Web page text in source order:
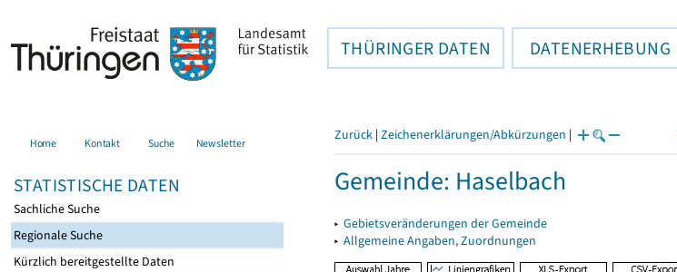
THÜRINGER DATEN DATENERHEBUNG
Home Kontakt Suche Newsletter
STATISTISCHE DATEN
Sachliche Suche
Regionale Suche
Kürzlich bereitgestellte Daten
Zurück | Zeichenerklärungen/Abkürzungen |
Gemeinde: Haselbach
▸ Gebietsveränderungen der Gemeinde
▸ Allgemeine Angaben, Zuordnungen